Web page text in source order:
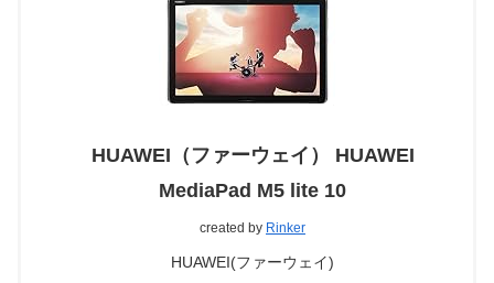
HUAWEI（ファーウェイ） HUAWEI
MediaPad M5 lite 10
created by Rinker
HUAWEI(ファーウェイ)